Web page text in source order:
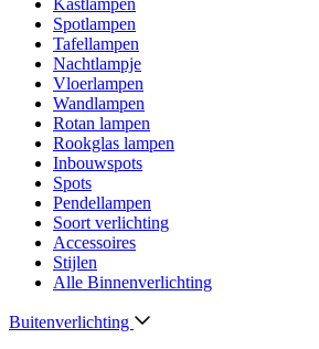
Kastlampen
Spotlampen
Tafellampen
Nachtlampje
Vloerlampen
Wandlampen
Rotan lampen
Rookglas lampen
Inbouwspots
Spots
Pendellampen
Soort verlichting
Accessoires
Stijlen
Alle Binnenverlichting
Buitenverlichting